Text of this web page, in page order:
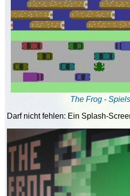
The Frog -
Darf nicht fehlen: Ein Splash-